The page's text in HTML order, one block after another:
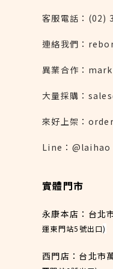
客服電話：(02)
連絡我們：
異業合作：
大量採購：
來好上架：
Line：@laihao
實體門市
永康本店：台北
運東門站5號出口)
西門店：台北市